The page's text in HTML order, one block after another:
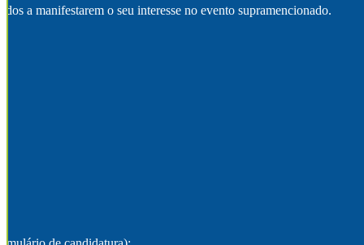
a manifestarem o seu interesse no evento supramencionado.